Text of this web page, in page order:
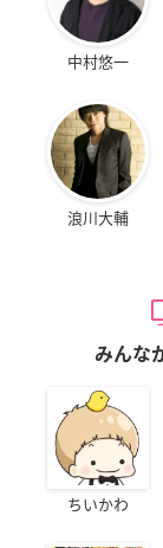
中村悠一
浪川大輔
みんな
ちいかわ